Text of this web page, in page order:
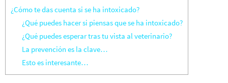
¿Cómo te das cuenta si se ha intoxicado?
¿Qué puedes hacer si piensas que se ha intoxicado?
¿Qué puedes esperar tras tu vista al veterinario?
La prevención es la clave…
Esto es interesante…